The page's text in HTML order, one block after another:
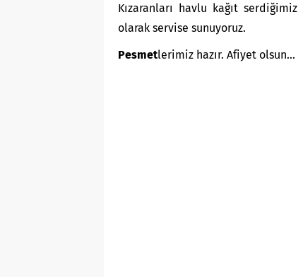
Kızaranları havlu kağıt
olarak servise sunuyoruz.
Pesmetlerimiz hazır. Afiyet olsun…